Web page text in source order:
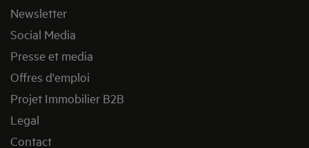
Newsletter
Social Media
Presse et media
Offres d'emploi
Projet Immobilier B2B
Legal
Contact